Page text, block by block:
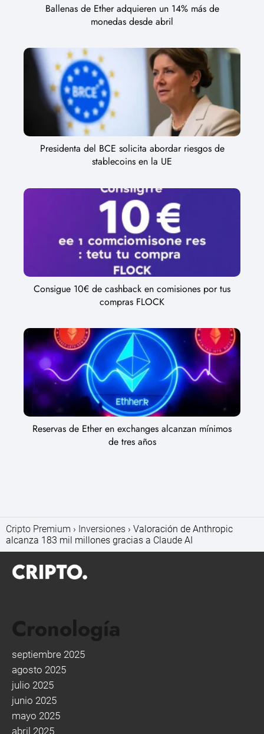
Ballenas de Ether adquieren un 14% más de
monedas desde abril
Presidenta del BCE solicita abordar riesgos de
stablecoins en la UE
Consigue 10€ de cashback en comisiones por tus
compras FLOCK
Reservas de Ether en exchanges alcanzan mínimos
de tres años
Cripto Premium Inversiones
Valoración de Anthropic
alcanza 183 mil millones gracias a Claude AI
Cronología
septiembre 2025
agosto 2025
julio 2025
junio 2025
mayo 2025
abril 2025